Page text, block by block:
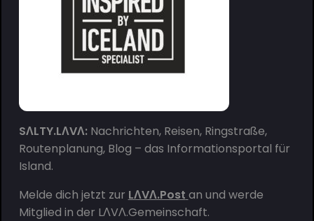
SΛLTY.LΛVΛ:Nachrichten, Reisen, Ringstraße,
Routenplanung, Blog – das Informationsportal für
Island.
Melde dich jetzt zur LΛVΛ.Post an und werde
Mitglied in der LΛVΛ.Gemeinschaft.